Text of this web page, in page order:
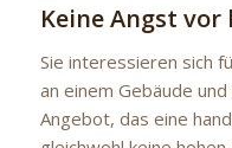
Keine Angst vor
Sie interessieren sich
an einem Gebäude
Angebot, das eine